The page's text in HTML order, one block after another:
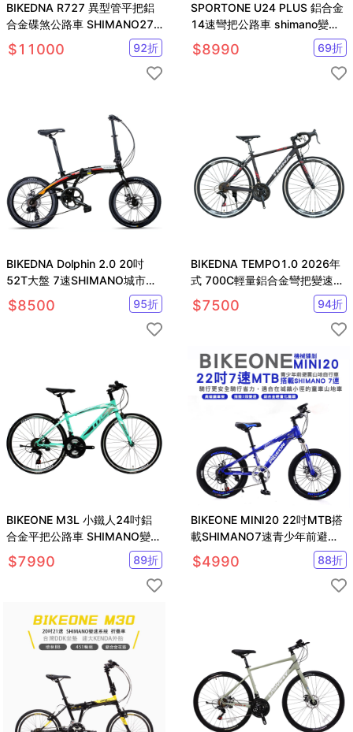
BIKEDNA R727 異型管平把鋁
合金碟煞公路車 SHIMANO27
速煞變合一內走線
$11000 92折
SPORTONE U24 PLUS 鋁合金
14速彎把公路車 shimano變速
系統
$8990 69折
BIKEDNA Dolphin 2.0 20吋
52T大盤 7速SHIMANO城市通
勤折疊自行車
$8500 95折
BIKEDNA TEMPO1.0 2026年
式 700C輕量鋁合金彎把變速公
路車SHIMANO21速
$7500 94折
BIKEONE M3L 小鐵人24吋鋁
合金平把公路車 SHIMANO變速
21速
$7990 89折
BIKEONE MINI20 22吋MTB搭
載SHIMANO7速青少年前避震
山地自行車機械碟剎
$4990 88折